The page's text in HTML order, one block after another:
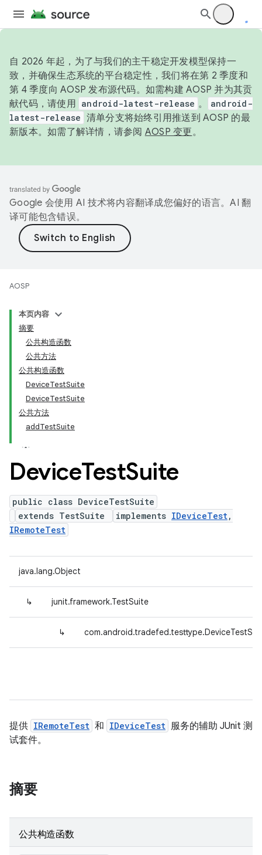
自 2026 年起，为了与我们的主干稳定开发模型保持一
致，并确保生态系统的平台稳定性，我们将在第 2 季度和
第 4 季度向 AOSP 发布源代码。如需构建 AOSP 并为其贡
献代码，请使用 android-latest-release 。
android-
latest-release 清单分支将始终引用推送到 AOSP 的最
新版本。如需了解详情，请参阅 AOSP 变更。
Google 会使用 AI 技术将内容翻译成您偏好的语言。AI 翻
译可能包含错误。
AOSP
本页内容
摘要
公共构造函数
公共方法
公共构造函数
DeviceTestSuite
DeviceTestSuite
公共方法
addTestSuite
DeviceTestSuite
public class DeviceTestSuite
extends TestSuite
implements IDeviceTest,
IRemoteTest
java.lang.Object
↳ junit.framework.TestSuite
↳
提供 IRemoteTest 和 IDeviceTest 服务的辅助 JUnit 测
试套件。
摘要
公共构造函数